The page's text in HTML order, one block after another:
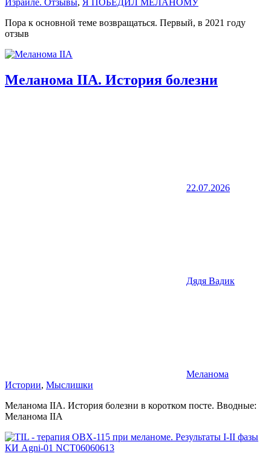
Израиле. Отзывы, Я ПОБЕДИЛ МЕЛАНОМУ
Пора к основной теме возвращаться. Первый, в 2021 году
отзыв
Меланома IIА. История болезни
22.07.2026
Дядя Вадик
Меланома
Истории, Мыслишки
Меланома IIА. История болезни в коротком посте. Вводные:
Меланома IIA